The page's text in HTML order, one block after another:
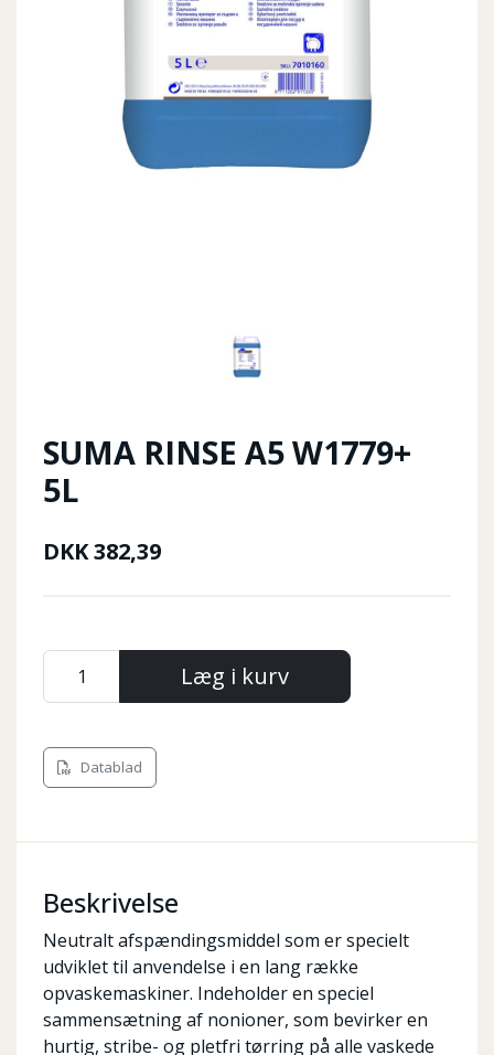
SUMA RINSE A5 W1779+
5L
DKK382,39
Læg i kurv
Datablad
Beskrivelse
Neutralt afspændingsmiddel som er specielt
udviklet til anvendelse i en lang række
opvaskemaskiner. Indeholder en speciel
sammensætning af nonioner, som bevirker en
hurtig, stribe- og pletfri tørring på alle vaskede